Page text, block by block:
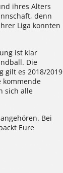
ihres Alters
denn
Liga konnten
ist klar
Die
gilt es 2018/2019
sich alle
Bei
Eure